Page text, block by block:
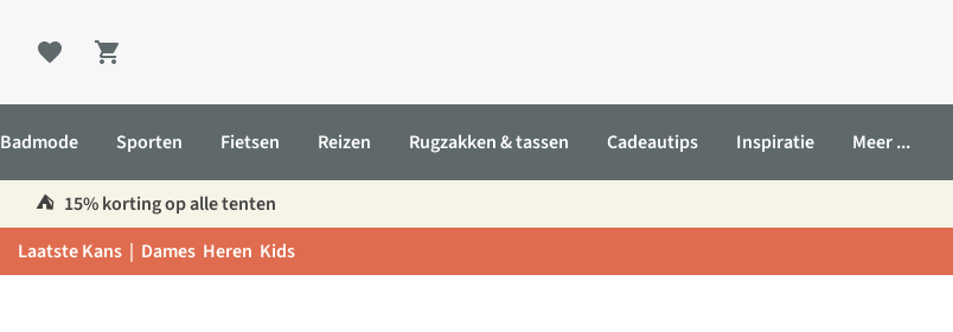
Shopping cart
Badmode Sporten Fietsen Reizen Rugzakken & tassen Cadeautips Inspiratie Meer ...
⛺️ 15% korting op alle tenten
Laatste Kans | Dames Heren Kids